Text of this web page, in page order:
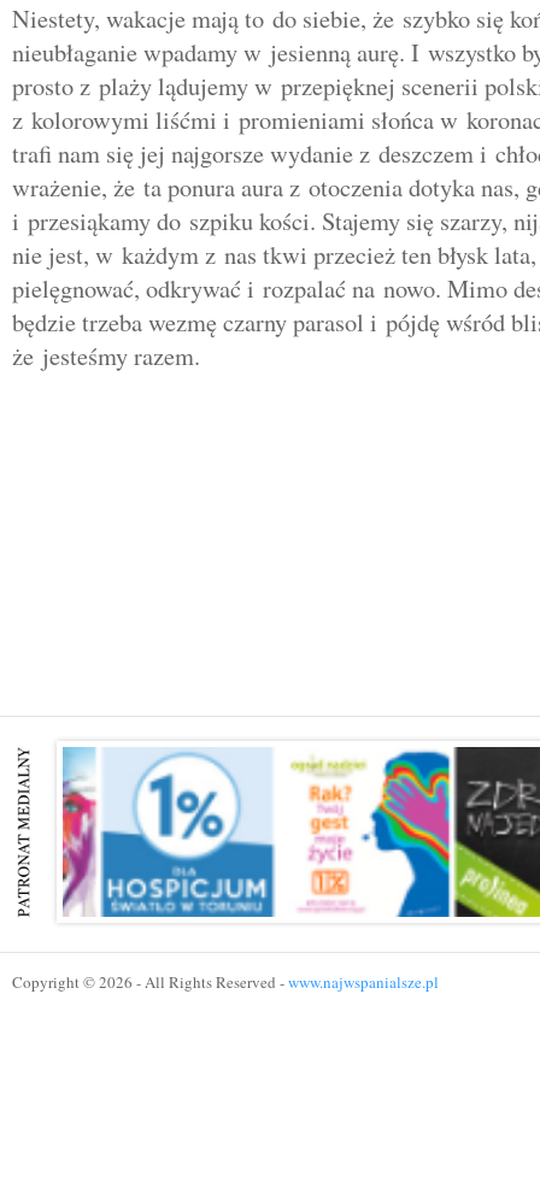
Niestety, wakacje mają to do siebie, że szybko się
nieubłaganie wpadamy w jesienną aurę. I wszystko
prosto z plaży lądujemy w przepięknej scenerii
z kolorowymi liśćmi i promieniami słońca w
trafi nam się jej najgorsze wydanie z deszczem i
wrażenie, że ta ponura aura z otoczenia dotyka nas,
i przesiąkamy do szpiku kości. Stajemy się szarzy,
nie jest, w każdym z nas tkwi przecież ten błysk
pielęgnować, odkrywać i rozpalać na nowo. Mimo
będzie trzeba wezmę czarny parasol i pójdę wśród
że jesteśmy razem.
Copyright © 2026 - All Rights Reserved -www.najwspanialsze.pl